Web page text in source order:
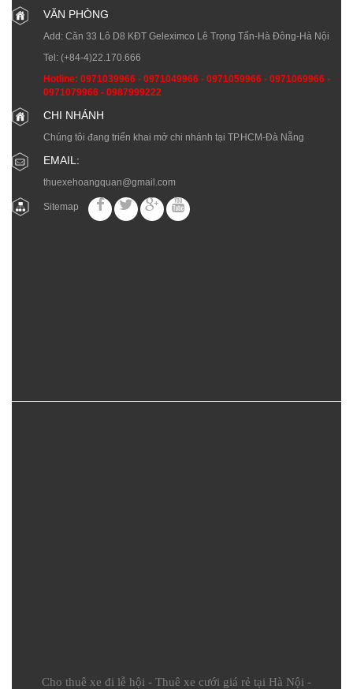
VĂN PHÒNG
Add: Căn 33 Lô D8 KĐT Geleximco Lê Trọng Tấn-Hà Đông-Hà Nội
Tel: (+84-4)22.170.666
Hotline: 0971039966 - 0971049966 - 0971059966 - 0971069966 -
0971079966 - 0987999222
CHI NHÁNH
Chúng tôi đang triển khai mở chi nhánh tại TP.HCM-Đà Nẵng
EMAIL:
thuexehoangquan@gmail.com
Sitemap
Cho thuê xe đi lễ hội - Thuê xe cưới giá rẻ tại Hà Nội -